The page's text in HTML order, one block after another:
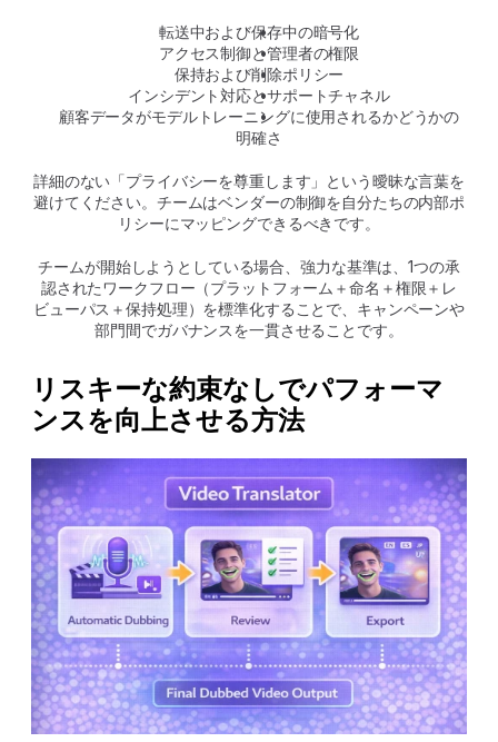
転送中および保存中の暗号化
アクセス制御と管理者の権限
保持および削除ポリシー
インシデント対応とサポートチャネル
顧客データがモデルトレーニングに使用されるかどうかの
明確さ
詳細のない「プライバシーを尊重します」という曖昧な言葉を
避けてください。チームはベンダーの制御を自分たちの内部ポ
リシーにマッピングできるべきです。
チームが開始しようとしている場合、強力な基準は、1つの承
認されたワークフロー（プラットフォーム＋命名＋権限＋レ
ビューパス＋保持処理）を標準化することで、キャンペーンや
部門間でガバナンスを一貫させることです。
リスキーな約束なしでパフォーマ
ンスを向上させる方法